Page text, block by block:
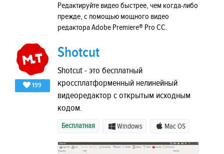
Редактируйте видео быстрее, чем когда-либо
прежде, с помощью мощного видео
редактора Adobe Premiere® Pro CC.
199
Shotcut
Shotcut - это бесплатный
кроссплатформенный нелинейный
видеоредактор с открытым исходным
кодом.
Бесплатная Windows Mac OS